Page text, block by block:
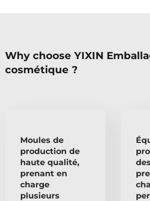
Why choose YIXIN
cosmétique ?
Moules de
production de
haute qualité,
prenant en
charge
plusieurs